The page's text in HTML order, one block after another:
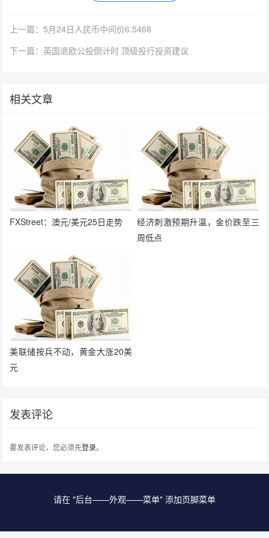
上一篇：5月24日人民币中间价6.5468
下一篇：英国退欧公投倒计时 顶级投行投资建议
相关文章
FXStreet：澳元/美元25日走势
经济刺激预期升温，金价跌至三
周低点
美联储按兵不动，黄金大涨20美
元
发表评论
要发表评论，您必须先登录。
请在 "后台——外观——菜单" 添加页脚菜单